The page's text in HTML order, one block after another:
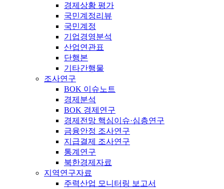
경제상황 평가
국민계정리뷰
국민계정
기업경영분석
산업연관표
단행본
기타간행물
조사연구
BOK 이슈노트
경제분석
BOK 경제연구
경제전망 핵심이슈·심층연구
금융안정 조사연구
지급결제 조사연구
통계연구
북한경제자료
지역연구자료
주력산업 모니터링 보고서